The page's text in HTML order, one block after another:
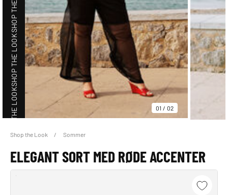
01 / 02
SHOP THE LOOK
SHOP THE LOOK
SHOP THE LOOK
Shop the Look Sommer
ELEGANT SORT MED RØDE ACCENTER